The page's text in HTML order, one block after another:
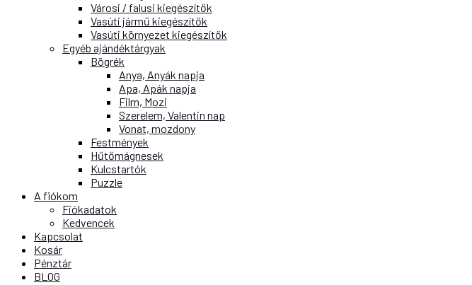
Városi / falusi kiegészítők
Vasúti jármű kiegészítők
Vasúti környezet kiegészítők
Egyéb ajándéktárgyak
Bögrék
Anya, Anyák napja
Apa, Apák napja
Film, Mozi
Szerelem, Valentin nap
Vonat, mozdony
Festmények
Hűtőmágnesek
Kulcstartók
Puzzle
A fiókom
Fiókadatok
Kedvencek
Kapcsolat
Kosár
Pénztár
BLOG